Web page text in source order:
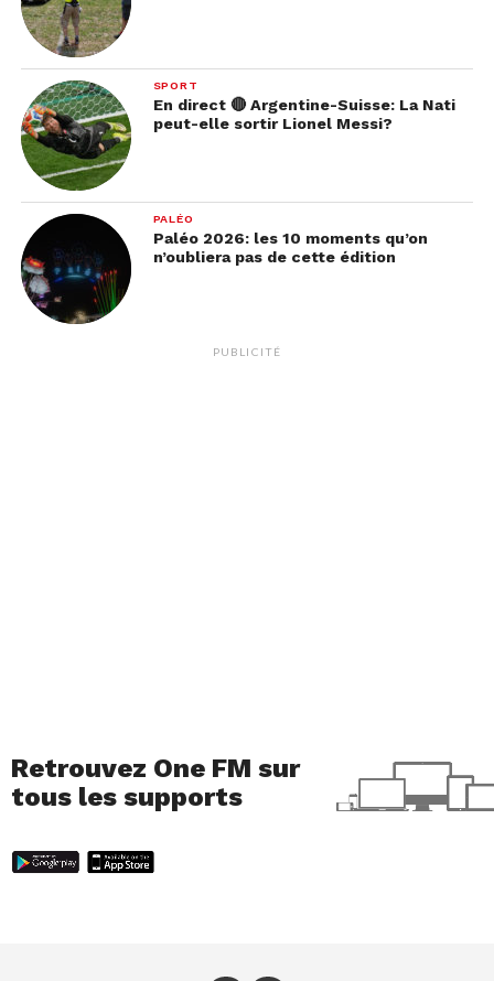
SPORT
En direct 🔴 Argentine-Suisse: La Nati
peut-elle sortir Lionel Messi?
PALÉO
Paléo 2026: les 10 moments qu’on
n’oubliera pas de cette édition
PUBLICITÉ
Retrouvez One FM sur
tous les supports